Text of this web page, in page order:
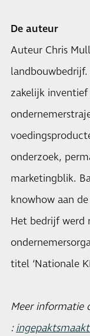
De auteur
Auteur Chris
zakelijk
onderzoek,
marketingblik.
knowhow aan
Het bedrijf werd
titel ‘Nationale
Meer informatie
: